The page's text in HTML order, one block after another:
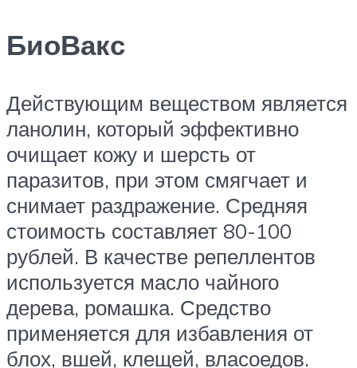
БиоВакс
Действующим веществом является
ланолин, который эффективно
очищает кожу и шерсть от
паразитов, при этом смягчает и
снимает раздражение. Средняя
стоимость составляет 80-100
рублей. В качестве репеллентов
используется масло чайного
дерева, ромашка. Средство
применяется для избавления от
блох, вшей, клещей, власоедов.